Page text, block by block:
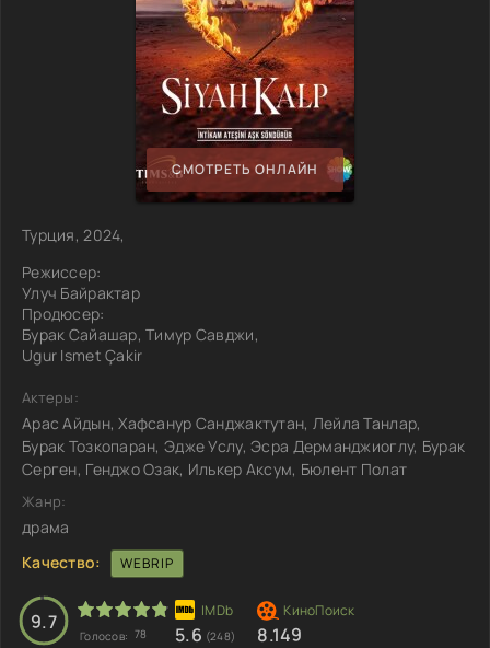
СМОТРЕТЬ ОНЛАЙН
Турция, 2024,
Режиссер:
Улуч Байрактар
Продюсер:
Бурак Сайашар, Тимур Савджи,
Ugur Ismet Çakir
Актеры:
Арас Айдын, Хафсанур Санджактутан, Лейла Танлар,
Бурак Тозкопаран, Эдже Услу, Эсра Дерманджиоглу, Бурак
Серген, Генджо Озак, Илькер Аксум, Бюлент Полат
Жанр:
драма
Качество:
WEBRIP
9.7
Голосов: 78 5.6 (248) 8.149